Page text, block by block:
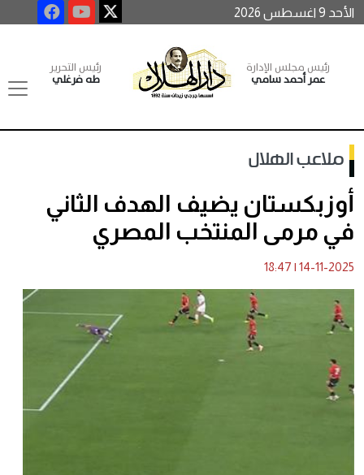
الأحد 9 اغسطس 2026
رئيس مجلس الإدارة
عمر أحمد سامي
رئيس التحرير
طه فرغلي
ملاعب الهلال
أوزبكستان يضيف الهدف الثاني
في مرمى المنتخب المصري
14-11-2025
|
18:47